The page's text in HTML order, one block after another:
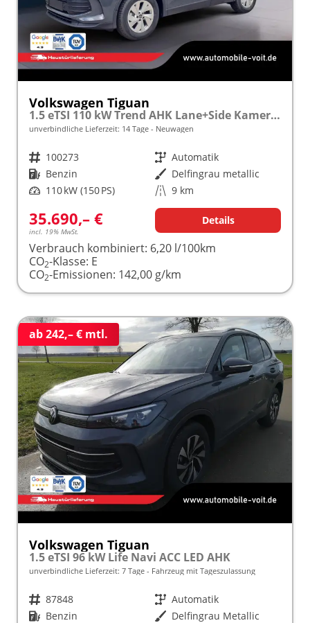
Volkswagen Tiguan
1.5 eTSI 110 kW Trend AHK Lane+Side Kamera SHZ
unverbindliche Lieferzeit: 14 Tage Neuwagen
Fahrzeugnr. 100273 Getriebe Automatik
Kraftstoff Benzin Außenfarbe Delfingrau metallic
Leistung 110 kW (150 PS) Kilometerstand 9 km
35.690,– €
incl. 19% MwSt.
Details
Verbrauch kombiniert: 6,20 l/100km
CO2-Klasse: E
CO2-Emissionen: 142,00 g/km
ab 242,– € mtl.
Volkswagen Tiguan
1.5 eTSI 96 kW Life Navi ACC LED AHK
unverbindliche Lieferzeit: 7 Tage Fahrzeug mit Tageszulassung
Fahrzeugnr. 87848 Getriebe Automatik
Kraftstoff Benzin Außenfarbe Delfingrau Metallic